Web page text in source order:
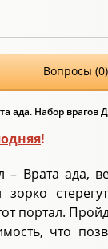
Вопросы (0)
ада. Набор врагов
!
– Врата ада,
портал.
что